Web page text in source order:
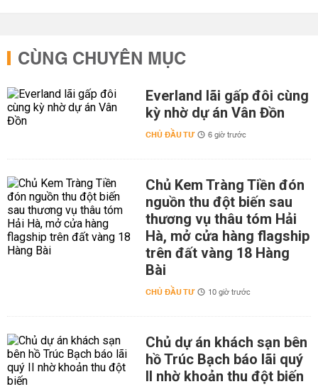
CÙNG CHUYÊN MỤC
Everland lãi gấp đôi cùng
kỳ nhờ dự án Vân Đồn
CHỦ ĐẦU TƯ 6 giờ trước
Chủ Kem Tràng Tiền đón
nguồn thu đột biến sau
thương vụ thâu tóm Hải
Hà, mở cửa hàng flagship
trên đất vàng 18 Hàng
Bài
CHỦ ĐẦU TƯ 10 giờ trước
Chủ dự án khách sạn bên
hồ Trúc Bạch báo lãi quý
II nhờ khoản thu đột biến